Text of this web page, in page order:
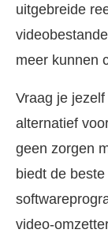
uitgebreide
meer kunnen
Vraag je
alternatief
geen zorgen
biedt de
video-